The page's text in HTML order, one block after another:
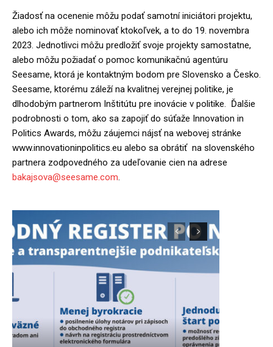
Žiadosť na ocenenie môžu podať samotní iniciátori projektu,
alebo ich môže nominovať ktokoľvek, a to do 19. novembra
2023. Jednotlivci môžu predložiť svoje projekty samostatne,
alebo môžu požiadať o pomoc komunikačnú agentúru
Seesame, ktorá je kontaktným bodom pre Slovensko a Česko.
Seesame, ktorému záleží na kvalitnej verejnej politike, je
dlhodobým partnerom Inštitútu pre inovácie v politike. Ďalšie
podrobnosti o tom, ako sa zapojiť do súťaže Innovation in
Politics Awards, môžu záujemci nájsť na webovej stránke
www.innovationinpolitics.eu alebo sa obrátiť na slovenského
partnera zodpovedného za udeľovanie cien na adrese
bakajsova@seesame.com.